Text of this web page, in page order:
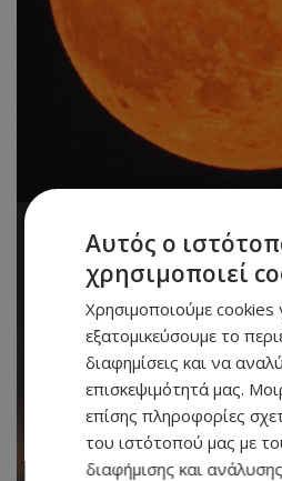
Αυτός ο
χρησιμοποιεί
Χρησιμοποιούμε cookies
εξατομικεύσουμε το
διαφημίσεις και να
επισκεψιμότητά μας.
επίσης πληροφορίες
του ιστότοπού μας με
διαφήμισης και